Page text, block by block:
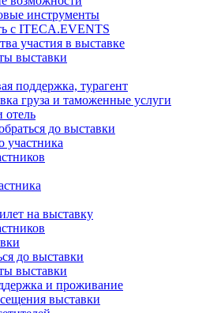
инструменты
с ITECA.EVENTS
участия в выставке
выставки
поддержка, турагент
груза и таможенные услуги
отель
до выставки
участника
на выставку
до выставки
выставки
и проживание
выставки